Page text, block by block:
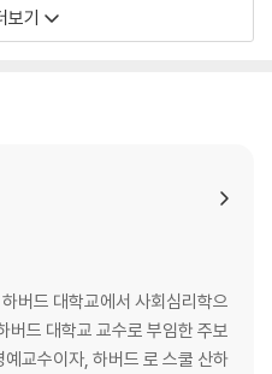
료로 이용하며 이것이 곧 권력이
프는 이를 ‘감시 자본주의’라고 명
는 우리의 정보를 통해 우리의 행동
로 이용하는 것에서 더 나아가 우
되고, 우리의 정보가 원재료가 되
유기체’로 전락하고 만다. 구글을
는 역설 즉, 자유의지를 가진 인간
터, 타인의 이익을 위해 철저히 이
보기
버드 대학교에서 사회심리학으
버드 대학교 교수로 부임한 주보
교수이자, 하버드 로 스쿨 산하